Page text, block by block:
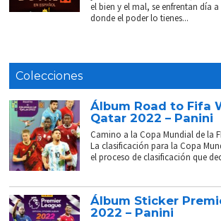
el bien y el mal, se enfrentan día
donde el poder lo tienes...
Colecciones
Álbum Road to Fifa
Qatar 2022 – Panini
Camino a la Copa Mundial de la
La clasificación para la Copa
el proceso de clasificación que
Álbum Sticker
2022 – Panini